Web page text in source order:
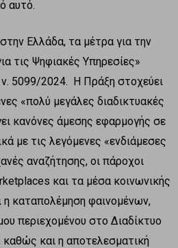
αυτό.
Ελλάδα, τα μέτρα για την
τις Ψηφιακές Υπηρεσίες»
5099/2024. Η Πράξη στοχεύει
«πολύ μεγάλες διαδικτυακές
κανόνες άμεσης εφαρμογής σε
με τις λεγόμενες «ενδιάμεσες
αναζήτησης, οι πάροχοι
και τα μέσα κοινωνικής
η καταπολέμηση φαινομένων,
περιεχομένου στο Διαδίκτυο
και η αποτελεσματική